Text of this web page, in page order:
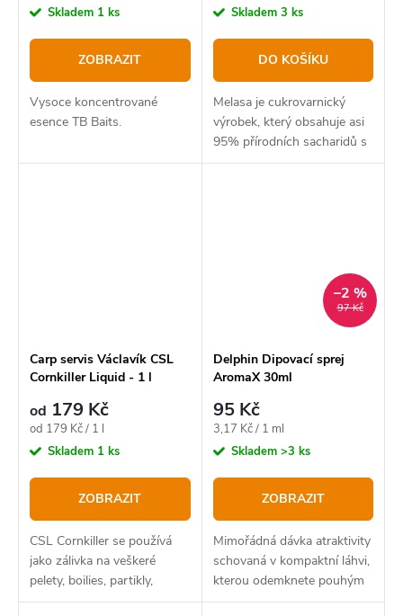
cena:Skladem 1 ks
ZOBRAZIT
Vysoce koncentrované
esence TB Baits.
cena:Skladem 3 ks
DO KOŠÍKU
Melasa je cukrovarnický
výrobek, který obsahuje asi
95% přírodních sacharidů s
vysokým obsahem kovů.
Carp servis Václavík CSL
Cornkiller Liquid - 1 l
od 179 Kč
Měrná
cena:
od 179 Kč / 1 l
Skladem 1 ks
ZOBRAZIT
CSL Cornkiller se používá
jako zálivka na veškeré
pelety, boilies, partikly,
měkké nástrahy, method
97 Kč
–2 %
Delphin Dipovací sprej
AromaX 30ml
95 Kč
Měrná
cena:
3,17 Kč / 1 ml
Skladem >3 ks
ZOBRAZIT
Mimořádná dávka atraktivity
schovaná v kompaktní láhvi,
kterou odemknete pouhým
jedním stisknutím prstu.